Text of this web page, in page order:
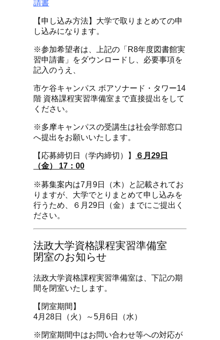
請書
【申し込み方法】大学で取りまとめての申
し込みになります。
※参加希望者は、上記の「R8年度図書館実
習申請書」をダウンロードし、必要事項を
記入のうえ、
市ケ谷キャンパス ボアソナード・タワー14
階 資格課程実習準備室まで直接提出をして
ください。
※多摩キャンパスの受講生は社会学部窓口
へ提出をお願いいたします。
【応募締切日（学内締切）】
６月29日
（金） 17：00
※募集案内は7月9日（木）と記載されてお
りますが、大学でとりまとめて申し込みを
行うため、６月29日（金）までにご提出く
ださい。
法政大学資格課程実習準備室
閉室のお知らせ
法政大学資格課程実習準備室は、下記の期
間を閉室いたします。
【閉室期間】
4月28日（火）～5月6日（水）
※閉室期間中はお問い合わせ等への対応が